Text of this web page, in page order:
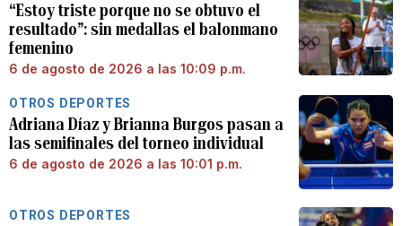
“Estoy triste porque no se obtuvo el
resultado”: sin medallas el balonmano
femenino
6 de agosto de 2026 a las 10:09 p.m.
OTROS DEPORTES
Adriana Díaz y Brianna Burgos pasan a
las semifinales del torneo individual
6 de agosto de 2026 a las 10:01 p.m.
OTROS DEPORTES